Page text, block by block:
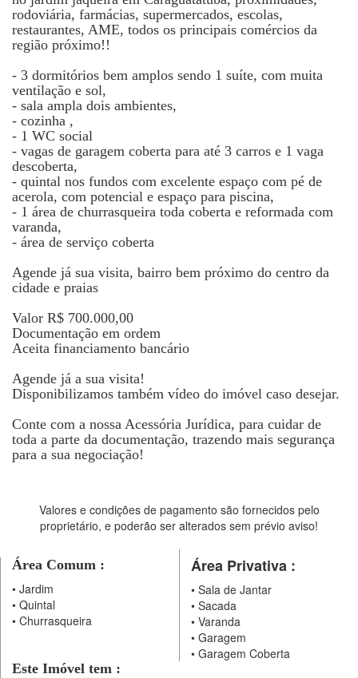
rodoviária, farmácias, supermercados, escolas,
restaurantes, AME, todos os principais comércios da
região próximo!!
- 3 dormitórios bem amplos sendo 1 suíte, com muita
ventilação e sol,
- sala ampla dois ambientes,
- cozinha ,
- 1 WC social
- vagas de garagem coberta para até 3 carros e 1 vaga
descoberta,
- quintal nos fundos com excelente espaço com pé de
acerola, com potencial e espaço para piscina,
- 1 área de churrasqueira toda coberta e reformada com
varanda,
- área de serviço coberta
Agende já sua visita, bairro bem próximo do centro da
cidade e praias
Valor R$ 700.000,00
Documentação em ordem
Aceita financiamento bancário
Agende já a sua visita!
Disponibilizamos também vídeo do imóvel caso desejar.
Conte com a nossa Acessória Jurídica, para cuidar de
toda a parte da documentação, trazendo mais segurança
para a sua negociação!
Valores e condições de pagamento são fornecidos pelo
proprietário, e poderão ser alterados sem prévio aviso!
Área Comum :
• Jardim
• Quintal
• Churrasqueira
Área Privativa :
•Sala de Jantar
•Sacada
•Varanda
•Garagem
•Garagem Coberta
Este Imóvel tem :